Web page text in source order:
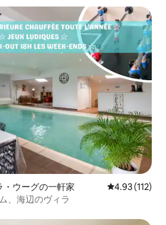
スです。
ウーグの一軒家 レビュー112
4.93 (112)
、海辺のヴィラ